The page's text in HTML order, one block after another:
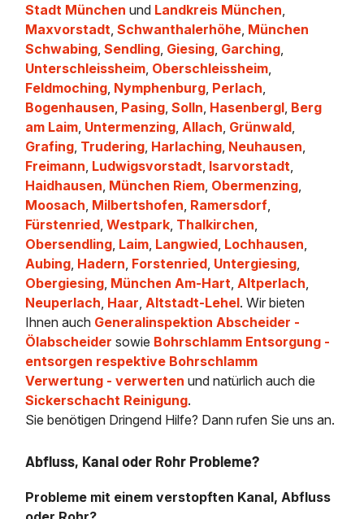
Stadt München und Landkreis München,
Maxvorstadt,Schwanthalerhöhe, München
Schwabing,Sendling, Giesing, Garching,
Unterschleissheim, Oberschleissheim,
Feldmoching, Nymphenburg, Perlach,
Bogenhausen, Pasing,Solln, Hasenbergl, Berg
am Laim, Untermenzing,Allach, Grünwald,
Grafing, Trudering, Harlaching, Neuhausen,
Freimann, Ludwigsvorstadt, Isarvorstadt,
Haidhausen, München Riem, Obermenzing,
Moosach, Milbertshofen, Ramersdorf,
Fürstenried,Westpark, Thalkirchen,
Obersendling, Laim, Langwied, Lochhausen,
Aubing, Hadern, Forstenried, Untergiesing,
Obergiesing, München Am-Hart,Altperlach,
Neuperlach, Haar,Altstadt-Lehel. Wir bieten
Ihnen auch Generalinspektion Abscheider -
Ölabscheider sowie Bohrschlamm Entsorgung -
entsorgen respektive Bohrschlamm
Verwertung - verwerten und natürlich auch die
Sickerschacht Reinigung.
Sie benötigen Dringend Hilfe? Dann rufen Sie uns an.
Abfluss, Kanal oder Rohr Probleme?
Probleme mit einem verstopften Kanal, Abfluss